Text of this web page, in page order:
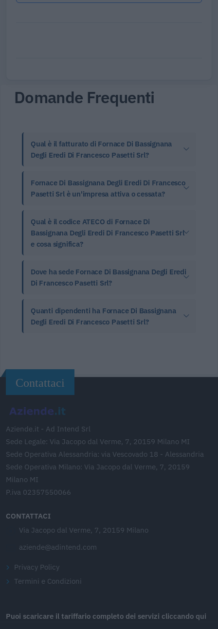
Domande Frequenti
Qual è il fatturato di Fornace Di Bassignana
Degli Eredi Di Francesco Pasetti Srl?
Fornace Di Bassignana Degli Eredi Di Francesco
Pasetti Srl è un'impresa attiva o cessata?
Qual è il codice ATECO di Fornace Di
Bassignana Degli Eredi Di Francesco Pasetti Srl
e cosa significa?
Dove ha sede Fornace Di Bassignana Degli Eredi
Di Francesco Pasetti Srl?
Quanti dipendenti ha Fornace Di Bassignana
Degli Eredi Di Francesco Pasetti Srl?
Contattaci
Aziende.it - Ad Intend Srl
Sede Legale: Via Jacopo dal Verme, 7, 20159 Milano MI
Sede Operativa Alessandria: via Vescovado 18 - Alessandria
Sede Operativa Milano: Via Jacopo dal Verme, 7, 20159
Milano MI
P.iva 02357550066
CONTATTACI
Via Jacopo dal Verme, 7, 20159 Milano
aziende@adintend.com
Privacy Policy
Termini e Condizioni
Puoi scaricare il tariffario completo dei servizi cliccando qui